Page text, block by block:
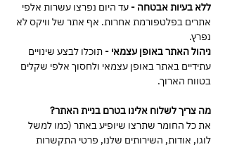
ללא בעיות אבטחה - עד היום נפרצו עשרות אלפי
אתרים בפלטפורמת אחרות. אף אתר של וויקס לא
נפרץ.
ניהול האתר באופן עצמאי - תוכלו לבצע שינויים
עתידיים באתר באופן עצמאי ולחסוך אלפי שקלים
בטווח הארוך.
מה צריך לשלוח אלינו בטרם בניית האתר?
את כל החומר שתרצו שיופיע באתר (כמו למשל
לוגו, אודות, השירותים שלנו, פרטי התקשרות